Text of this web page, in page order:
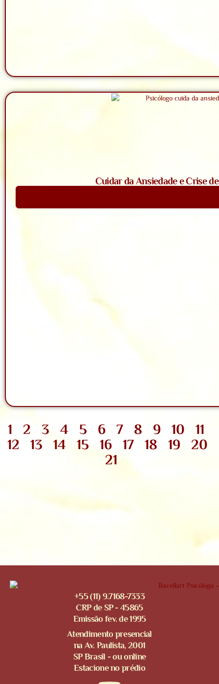
Cuidar da Ansiedade e Crise
1 2 3 4 5 6 7 8 9 10
11
12
13 14 15 16 17 18 19
20
21
+55 (11) 9.7168-7333
CRP de SP - 45865
Emissão fev. de 1995
Atendimento presencial
na Av. Paulista, 2001
SP Brasil - ou online
Estacione no prédio